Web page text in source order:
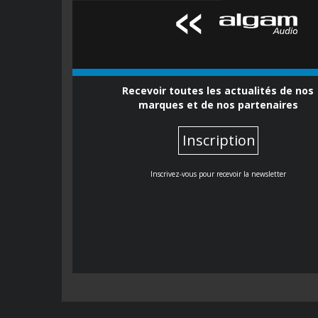
Recevoir toutes les actualités de nos
marques et de nos partenaires
Inscription
Inscrivez-vous pour recevoir la newsletter